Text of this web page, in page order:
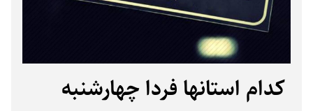
کدام استانها فردا چهارشنبه